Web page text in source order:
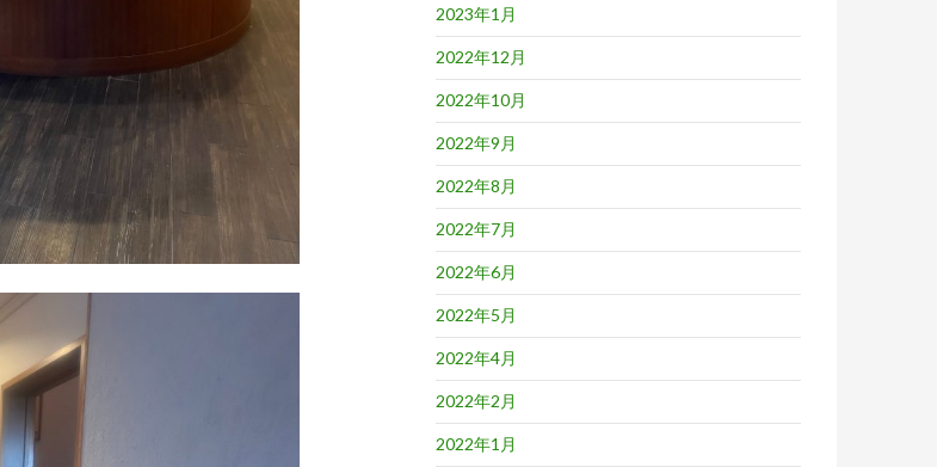
2023年1月
2022年12月
2022年10月
2022年9月
2022年8月
2022年7月
2022年6月
2022年5月
2022年4月
2022年2月
2022年1月